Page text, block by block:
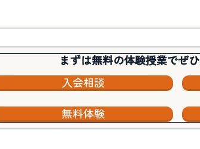
まずは無料の体験授業でぜ
入会相談
無料体験